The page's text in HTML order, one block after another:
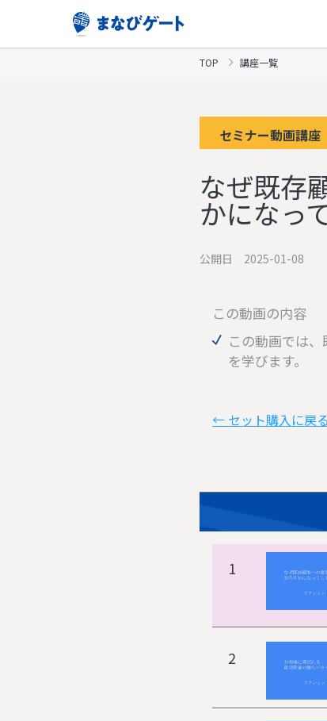
TOP 講座一覧
セミナー動画講座
なぜ既存
かになっ
公開日 2025-01-08
この動画の内容
この動画では
を学びます。
← セット購入に戻る
1
2